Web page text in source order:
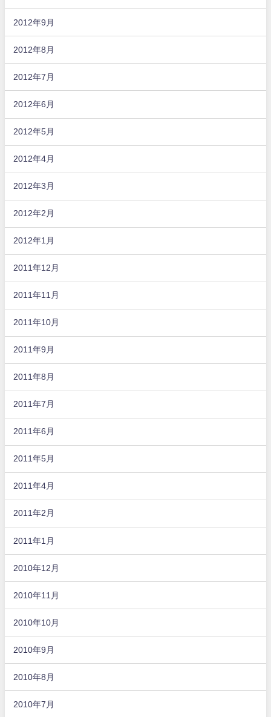
2012年9月
2012年8月
2012年7月
2012年6月
2012年5月
2012年4月
2012年3月
2012年2月
2012年1月
2011年12月
2011年11月
2011年10月
2011年9月
2011年8月
2011年7月
2011年6月
2011年5月
2011年4月
2011年2月
2011年1月
2010年12月
2010年11月
2010年10月
2010年9月
2010年8月
2010年7月